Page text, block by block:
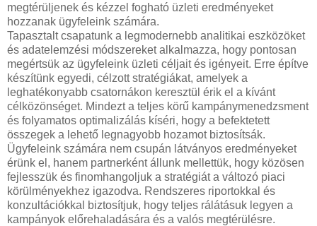
megtérüljenek és kézzel fogható üzleti eredményeket
hozzanak ügyfeleink számára.
Tapasztalt csapatunk a legmodernebb analitikai eszközöket
és adatelemzési módszereket alkalmazza, hogy pontosan
megértsük az ügyfeleink üzleti céljait és igényeit. Erre építve
készítünk egyedi, célzott stratégiákat, amelyek a
leghatékonyabb csatornákon keresztül érik el a kívánt
célközönséget. Mindezt a teljes körű kampánymenedzsment
és folyamatos optimalizálás kíséri, hogy a befektetett
összegek a lehető legnagyobb hozamot biztosítsák.
Ügyfeleink számára nem csupán látványos eredményeket
érünk el, hanem partnerként állunk mellettük, hogy közösen
fejlesszük és finomhangoljuk a stratégiát a változó piaci
körülményekhez igazodva. Rendszeres riportokkal és
konzultációkkal biztosítjuk, hogy teljes rálátásuk legyen a
kampányok előrehaladására és a valós megtérülésre.